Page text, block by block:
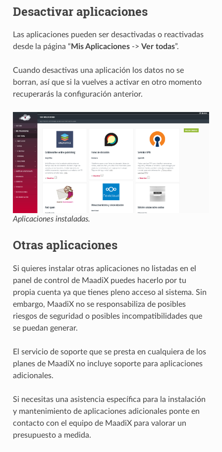
Desactivar aplicaciones
Las aplicaciones pueden ser desactivadas o reactivadas
desde la página “ Mis Aplicaciones-> Ver todas”.
Cuando desactivas una aplicación los datos no se
borran, así que si la vuelves a activar en otro momento
recuperarás la configuración anterior.
Aplicaciones instaladas.
Otras aplicaciones
Si quieres instalar otras aplicaciones no listadas en el
panel de control de MaadiX puedes hacerlo por tu
propia cuenta ya que tienes pleno acceso al sistema. Sin
embargo, MaadiX no se responsabiliza de posibles
riesgos de seguridad o posibles incompatibilidades que
se puedan generar.
El servicio de soporte que se presta en cualquiera de los
planes de MaadiX no incluye soporte para aplicaciones
adicionales.
Si necesitas una asistencia específica para la instalación
y mantenimiento de aplicaciones adicionales ponte en
contacto con el equipo de MaadiX para valorar un
presupuesto a medida.